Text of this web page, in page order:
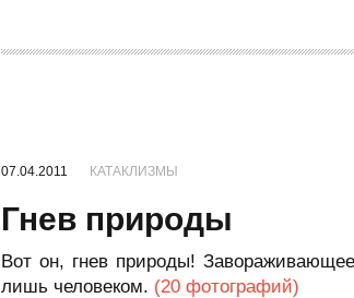
07.04.2011 КАТАКЛИЗМЫ
Гнев природы
Вот он, гнев природы!
лишь человеком. (20 фотографий)